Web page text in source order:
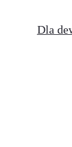
Dla